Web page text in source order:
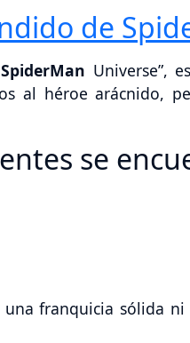
de
SpiderMan Universe”,
al héroe arácnido,
se
franquicia sólida